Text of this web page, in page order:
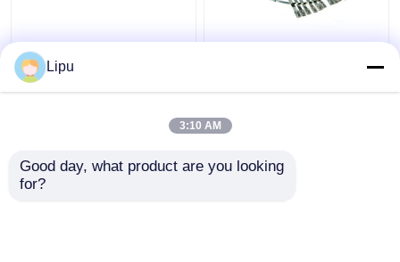
Outre de poly mono de
système
photovoltaïque de
serre-câble 7.9mm
solaire de 4.6mm, liens
Sus304 pour le
panneau solaire
accessoires
Lipu
3:10 AM
Good day, what product are you looking
for?